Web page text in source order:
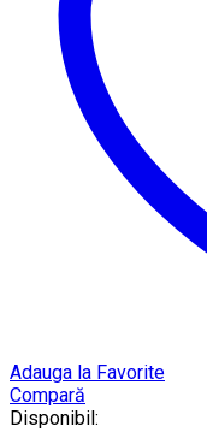
Adauga la Favorite
Compară
Disponibil: